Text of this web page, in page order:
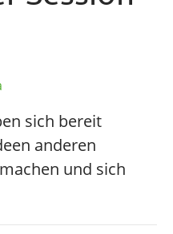
sich bereit
anderen
und sich